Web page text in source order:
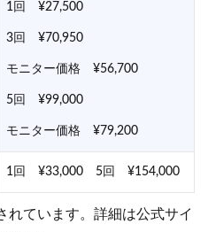
1回 ¥27,500
3回 ¥70,950
モニター価格 ¥56,700
5回 ¥99,000
モニター価格 ¥79,200
1回 ¥33,000 5回 ¥154,000
ています。詳細は公式サイ